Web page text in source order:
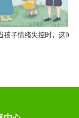
孩子情绪失控时，这9